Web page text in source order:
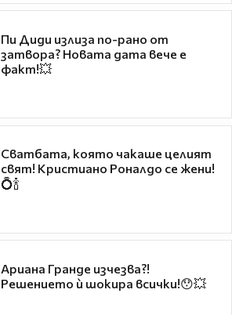
Пи Диди излиза по-рано от
затвора? Новата дата вече е
факт!💥
Сватбата, която чакаше целият
свят! Кристиано Роналдо се жени!
💍🍾
Ариана Гранде изчезва?!
Решението ѝ шокира всички!😯💥